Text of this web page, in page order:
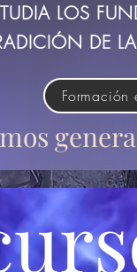
LOS
DE
Formación